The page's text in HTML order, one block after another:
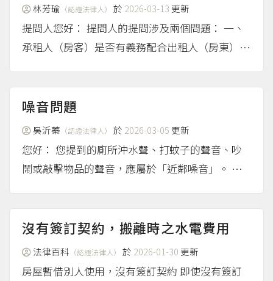
林芳瑜 （認證法律人） 於 2026-03-13 更新
提問人您好： 提問人的提問涉及兩個問題： 一、
承租人（房客）是否有義務配合出租人（房東）進
租約期間內，租賃物是合於租約所約定的使用目
的，例如一般來說房屋出租，房東必須確保房客可
以正常居住、水電正常...
（more...）
噪音問題
吳沂蓁 （認證法律人） 於 2026-03-05 更新
您好： 您提到的廁所沖水聲、打蚊子的聲音、吵
鬧或敲擊物品的聲音，應屬於「近鄰噪音」。 什
辦？ 近鄰噪音，是指鄰居間因為居家生活而產生
的噪音（例如跑跳、喧鬧或播放音樂）。這類噪音
通常發生時間不固定、不...
（more...）
沒有簽訂契約，搬離時之水電費用
法律百科 （認證法律人） 於 2026-01-30 更新
房屋暫借別人使用，沒有簽訂契約 即使沒有簽訂